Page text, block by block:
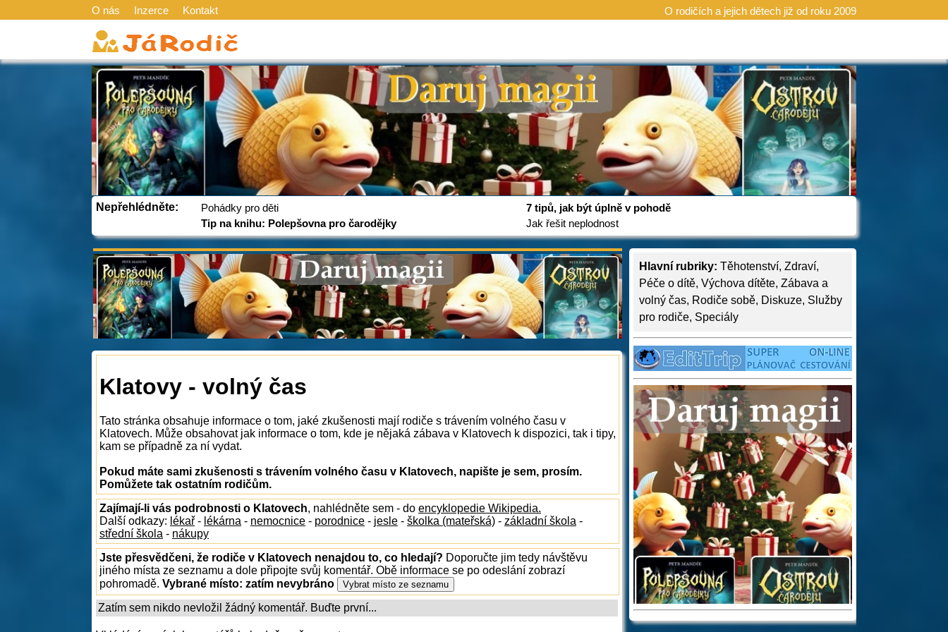
O nás Inzerce Kontakt O rodičích a jejich dětech již od roku 2009
Nepřehlédněte:
Pohádky pro děti
Tip na knihu: Polepšovna pro čarodějky
7 tipů, jak být úplně v pohodě
Jak řešit neplodnost
Hlavní rubriky: Těhotenství, Zdraví,
Péče o dítě, Výchova dítěte, Zábava a
volný čas, Rodiče sobě, Diskuze, Služby
pro rodiče, Speciály
Klatovy - volný čas
Tato stránka obsahuje informace o tom, jaké zkušenosti mají rodiče s trávením volného času v
Klatovech. Může obsahovat jak informace o tom, kde je nějaká zábava v Klatovech k dispozici, tak i tipy,
kam se případně za ní vydat.
Pokud máte sami zkušenosti s trávením volného času v Klatovech, napište je sem, prosím.
Pomůžete tak ostatním rodičům.
Zajímají-li vás podrobnosti o Klatovech, nahlédněte sem - do encyklopedie Wikipedia.
Další odkazy: lékař - lékárna - nemocnice - porodnice - jesle - školka (mateřská) - základní škola -
střední škola - nákupy
Jste přesvědčeni, že rodiče v Klatovech nenajdou to, co hledají? Doporučte jim tedy návštěvu
jiného místa ze seznamu a dole připojte svůj komentář. Obě informace se po odeslání zobrazí
pohromadě. Vybrané místo: zatím nevybráno
Zatím sem nikdo nevložil žádný komentář. Buďte první...